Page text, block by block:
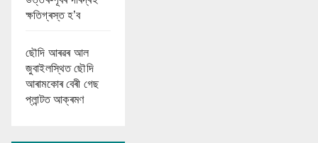
ক্ষতিগ্ৰস্ত হ’ব
ছৌদি আৰৱৰ আল
জুবাইলস্থিত ছৌদি
আৰামকোৰ বেৰী গেছ
প্লান্টত আক্ৰমণ